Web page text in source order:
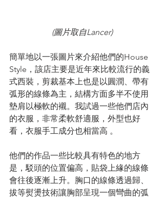
(圖片取自Lancer)
簡單地以一張圖片來介紹他們的House
Style，該店主要是近年來比較流行的義
式西裝，剪裁基本上也是以圓潤、帶有
弧形的線條為主，結構方面多半不使用
墊肩以極軟的襯。我試過一些他們店內
的衣服，非常柔軟舒適服，外型也好
看，衣服手工成分也相當高 。
他們的作品一些比較具有特色的地方
是，駁頭的位置偏高，貼袋上緣的線條
會往後逐漸上升。胸口的線條透過歸、
拔等熨燙技術讓胸部呈現一個彎曲的弧